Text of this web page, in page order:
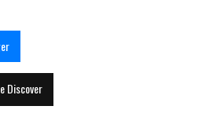
Discover